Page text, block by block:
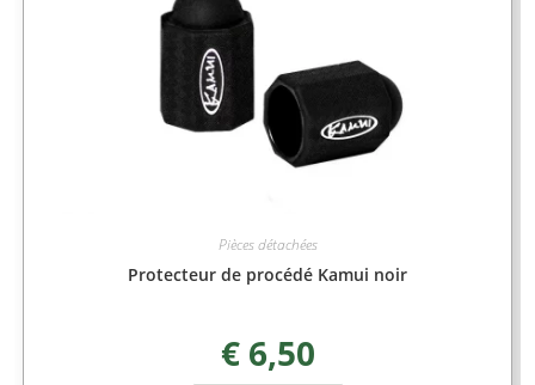
Pièces détachées
Protecteur de procédé Kamui noir
€6,50